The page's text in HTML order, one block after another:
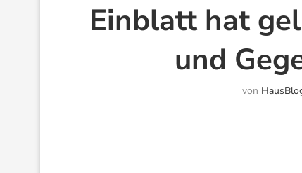
Einblatt hat
und
von